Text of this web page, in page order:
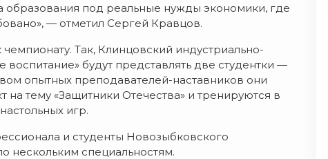
образования под реальные нужды экономики, где
— отметил Сергей Кравцов.
Так, Клинцовский индустриально-
будут представлять две студентки —
опытных преподавателей-наставников они
тему «Защитники Отечества» и тренируются в
игр.
и студенты Новозыбковского
нескольким специальностям.